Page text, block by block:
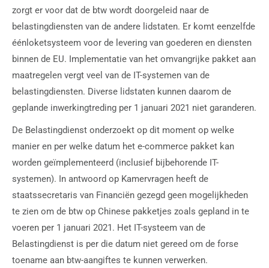
zorgt er voor dat de btw wordt doorgeleid naar de
belastingdiensten van de andere lidstaten. Er komt eenzelfde
éénloketsysteem voor de levering van goederen en diensten
binnen de EU. Implementatie van het omvangrijke pakket aan
maatregelen vergt veel van de IT-systemen van de
belastingdiensten. Diverse lidstaten kunnen daarom de
geplande inwerkingtreding per 1 januari 2021 niet garanderen.
De Belastingdienst onderzoekt op dit moment op welke
manier en per welke datum het e-commerce pakket kan
worden geïmplementeerd (inclusief bijbehorende IT-
systemen). In antwoord op Kamervragen heeft de
staatssecretaris van Financiën gezegd geen mogelijkheden
te zien om de btw op Chinese pakketjes zoals gepland in te
voeren per 1 januari 2021. Het IT-systeem van de
Belastingdienst is per die datum niet gereed om de forse
toename aan btw-aangiftes te kunnen verwerken.